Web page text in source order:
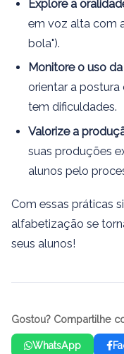
Explore a
em voz alta com
bola").
Monitore o uso
orientar a postura
tem dificuldades.
Valorize a
suas produções
alunos pelo
Com essas práticas
alfabetização se
seus alunos!
Gostou? Compartilhe
WhatsApp